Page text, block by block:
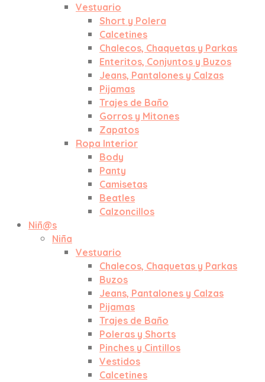
Vestuario
Short y Polera
Calcetines
Chalecos, Chaquetas y Parkas
Enteritos, Conjuntos y Buzos
Jeans, Pantalones y Calzas
Pijamas
Trajes de Baño
Gorros y Mitones
Zapatos
Ropa Interior
Body
Panty
Camisetas
Beatles
Calzoncillos
Niñ@s
Niña
Vestuario
Chalecos, Chaquetas y Parkas
Buzos
Jeans, Pantalones y Calzas
Pijamas
Trajes de Baño
Poleras y Shorts
Pinches y Cintillos
Vestidos
Calcetines